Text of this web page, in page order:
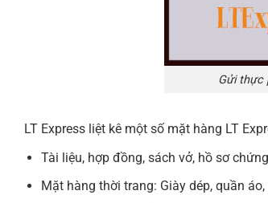
Gửi thực
LT Express liệt kê một số mặt hàng LT
Tài liệu, hợp đồng, sách vở, hồ sơ
Mặt hàng thời trang: Giày dép, quần